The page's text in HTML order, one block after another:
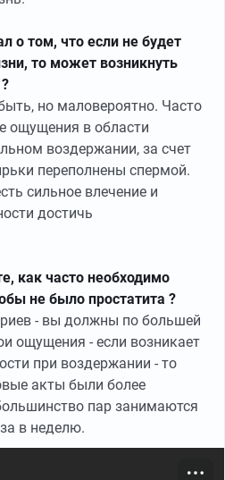
о том, что если не будет
то может возникнуть
но маловероятно. Часто
ощущения в области
воздержании, за счет
переполнены спермой.
сильное влечение и
достичь
как часто необходимо
не было простатита ?
- вы должны по большей
ощущения - если возникает
при воздержании - то
акты были более
пар занимаются
в неделю.